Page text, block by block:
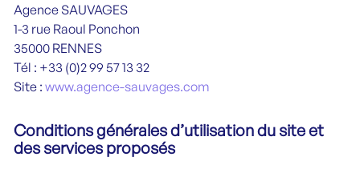
Agence SAUVAGES
1-3 rue Raoul Ponchon
35000 RENNES
Tél : +33 (0)2 99 57 13 32
Site :www.agence-sauvages.com
Conditions générales d’utilisation du site et
des services proposés